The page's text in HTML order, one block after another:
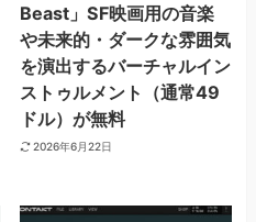
Beast」SF映画用の音楽
や未来的・ダークな雰囲気
を演出するバーチャルイン
ストゥルメント（通常49
ドル）が無料
2026年6月22日